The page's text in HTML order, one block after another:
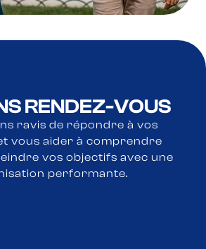
RENDEZ-VOUS
ravis de répondre à vos
vous aider à comprendre
vos objectifs avec une
performante.